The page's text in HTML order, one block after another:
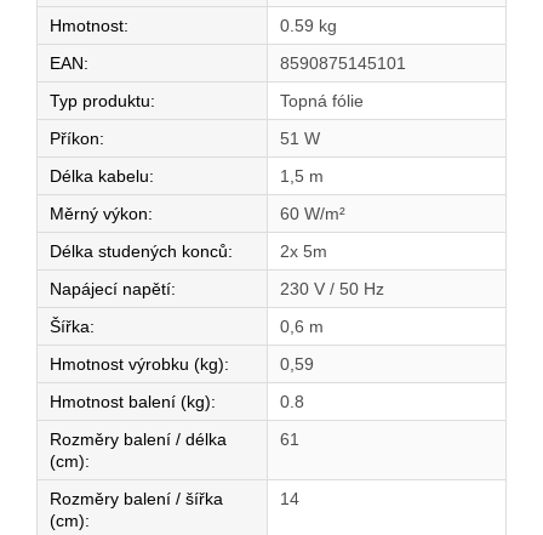
Hmotnost:
0.59 kg
EAN:
8590875145101
Typ produktu:
Topná fólie
Příkon:
51 W
Délka kabelu:
1,5 m
Měrný výkon:
60 W/m²
Délka studených konců:
2x 5m
Napájecí napětí:
230 V / 50 Hz
Šířka:
0,6 m
Hmotnost výrobku (kg):
0,59
Hmotnost balení (kg):
0.8
Rozměry balení / délka
(cm):
61
Rozměry balení / šířka
(cm):
14